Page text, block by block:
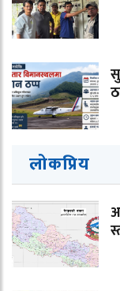
लोकप्रिय